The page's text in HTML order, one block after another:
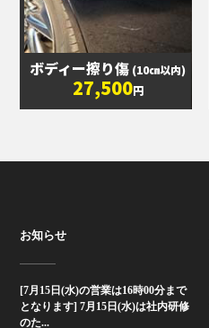
ボディー擦り傷 (10㎝以内)
27,500円
お知らせ
[7月15日(水)の営業は16時00分まで
となります] 7月15日(水)は社内研修
のた...